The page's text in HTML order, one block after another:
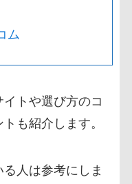
ム
トや選び方のコ
も紹介します。
人は参考にしま